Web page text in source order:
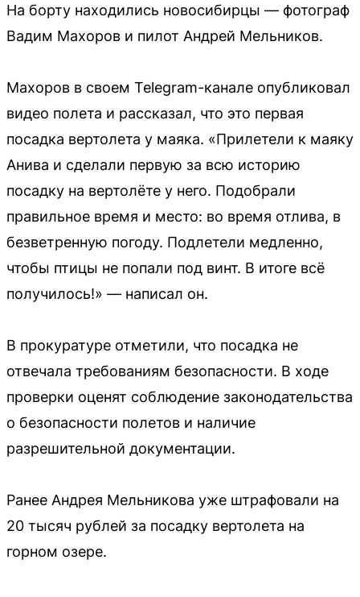
На борту находились новосибирцы — фотограф
Вадим Махоров и пилот Андрей Мельников.
Махоров в своем Telegram-канале опубликовал
видео полета и рассказал, что это первая
посадка вертолета у маяка. «Прилетели к маяку
Анива и сделали первую за всю историю
посадку на вертолёте у него. Подобрали
правильное время и место: во время отлива, в
безветренную погоду. Подлетели медленно,
чтобы птицы не попали под винт. В итоге всё
получилось!» — написал он.
В прокуратуре отметили, что посадка не
отвечала требованиям безопасности. В ходе
проверки оценят соблюдение законодательства
о безопасности полетов и наличие
разрешительной документации.
Ранее Андрея Мельникова уже штрафовали на
20 тысяч рублей за посадку вертолета на
горном озере.